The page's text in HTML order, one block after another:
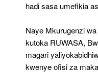
hadi sasa umefikia
Naye Mkurugenzi
kutoka RUWASA,
magari
kwenye ofisi za